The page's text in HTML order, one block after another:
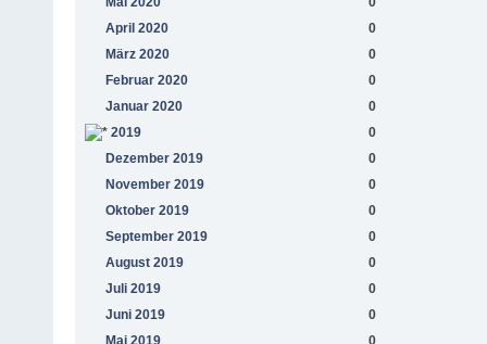
April 2020
0
März 2020
0
Februar 2020
0
Januar 2020
0
2019
0
Dezember 2019
0
November 2019
0
Oktober 2019
0
September 2019
0
August 2019
0
Juli 2019
0
Juni 2019
0
Mai 2019
0